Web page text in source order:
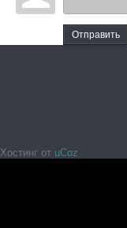
Отправить
Хостинг от uCoz